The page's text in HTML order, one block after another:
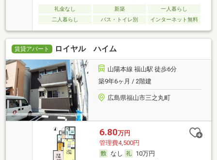
礼金なし 新築
一人暮らし
二人暮らし
バス・トイレ別 インターネット無料
賃貸アパート ロイヤル ハイム
山陽本線 福山駅 徒歩6分
築9年6ヶ月 / 2階建
広島県福山市三之丸町
6.80万円
管理費4,500円
なし
10万円